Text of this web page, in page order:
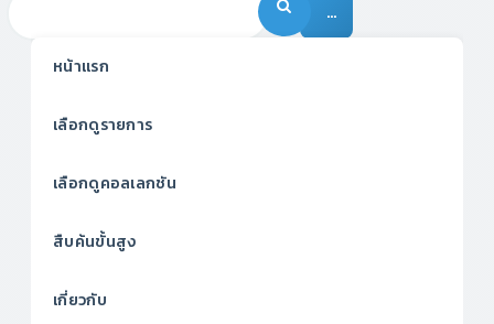
…
หน้าแรก
เลือกดูรายการ
เลือกดูคอลเลกชัน
สืบค้นขั้นสูง
เกี่ยวกับ